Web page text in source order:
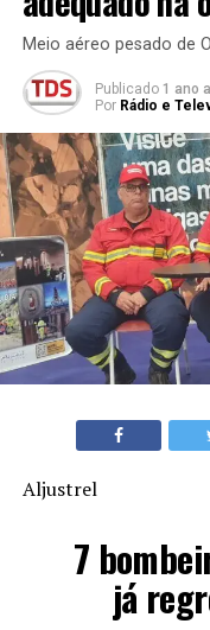
Meio aéreo pesado de
Publicado 1 ano
Por Rádio e
Aljustrel
7
já